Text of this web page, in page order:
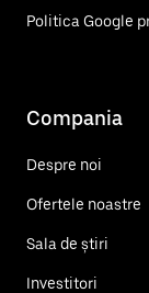
Politica Google
Compania
Despre noi
Ofertele noastre
Sala de știri
Investitori